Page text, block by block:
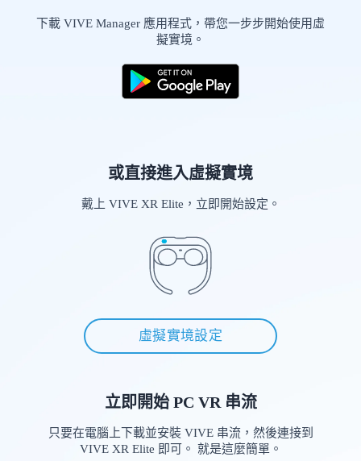
下載 VIVE Manager 應用程式，帶您一步步開始使用虛
擬實境。
或直接進入虛擬實境
戴上 VIVE XR Elite，立即開始設定。
虛擬實境設定
立即開始 PC VR 串流
只要在電腦上下載並安裝 VIVE 串流，然後連接到
VIVE XR Elite 即可。 就是這麼簡單。